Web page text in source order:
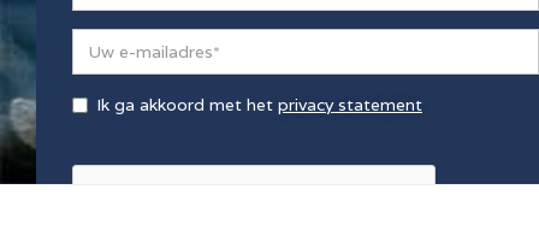
Ik ga akkoord met het privacy statement